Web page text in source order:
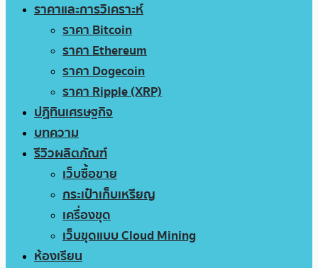
ราคาและการวิเคราะห์
ราคา Bitcoin
ราคา Ethereum
ราคา Dogecoin
ราคา Ripple (XRP)
ปฏิทินเศรษฐกิจ
บทความ
รีวิวผลิตภัณฑ์
เว็บซื้อขาย
กระเป๋าเก็บเหรียญ
เครื่องขุด
เว็บขุดแบบ Cloud Mining
ห้องเรียน